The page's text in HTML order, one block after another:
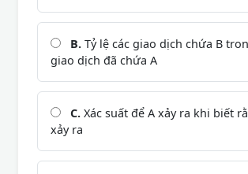
B. Tỷ lệ các giao dịch chứa B
giao dịch đã chứa A
C. Xác suất để A xảy ra khi biết
xảy ra